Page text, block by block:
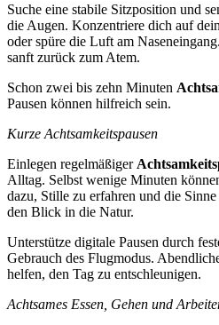
Suche eine stabile Sitzposition und
die Augen. Konzentriere dich auf
oder spüre die Luft am
sanft zurück zum Atem.
Schon zwei bis zehn Minuten
Pausen können hilfreich sein.
Kurze Achtsamkeitspausen
Einlegen regelmäßiger
Alltag. Selbst wenige Minuten
dazu, Stille zu erfahren und die
den Blick in die Natur.
Unterstütze digitale Pausen durch
Gebrauch des Flugmodus.
helfen, den Tag zu entschleunigen.
Achtsames Essen, Gehen und